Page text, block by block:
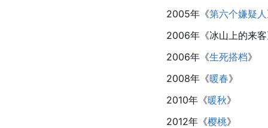
2005年《第六个嫌疑人
2006年《冰山上的来
2006年《生死搭档》
2008年《暖春》
2010年《暖秋》
2012年《樱桃》